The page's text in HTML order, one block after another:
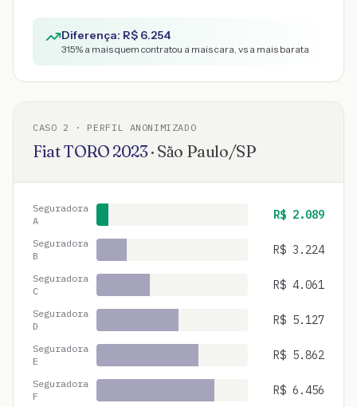
Diferença: R$ 6.254
315% a mais quem contratou a mais cara, vs a mais barata
CASO 2 · PERFIL ANONIMIZADO
FiatTORO 2023· São Paulo/SP
Seguradora
A
R$ 2.089
Seguradora
B
R$ 3.224
Seguradora
C
R$ 4.061
Seguradora
D
R$ 5.127
Seguradora
E
R$ 5.862
Seguradora
F
R$ 6.456